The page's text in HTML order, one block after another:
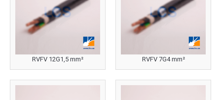
RVFV 12G1,5 mm² RVFV 7G4 mm²